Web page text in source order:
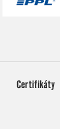
Certifikáty